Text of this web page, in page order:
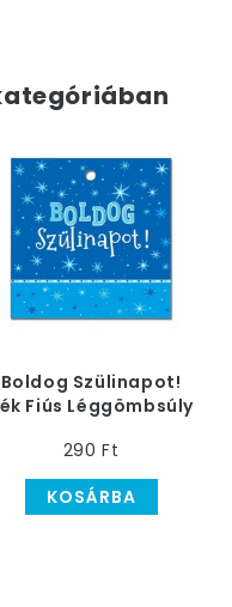
Boldog Szülinapot!
Fiús Léggömbsúly
290 Ft
KOSÁRBA